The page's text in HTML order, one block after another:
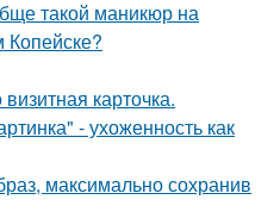
такой маникюр на
карточка.
- ухоженность как
максимально сохранив